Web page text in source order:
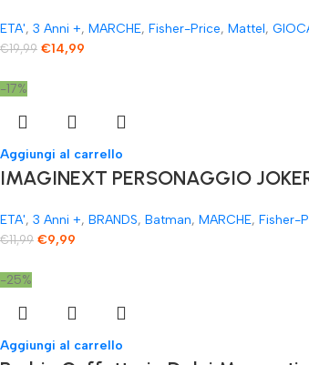
ETA', 3 Anni +, MARCHE, Fisher-Price, Mattel,
€19,99 €14,99
-17%
Aggiungi al carrello
IMAGINEXT PERSONAGGIO
ETA', 3 Anni +, BRANDS, Batman, MARCHE, Fisher-
€11,99 €9,99
-25%
Aggiungi al carrello